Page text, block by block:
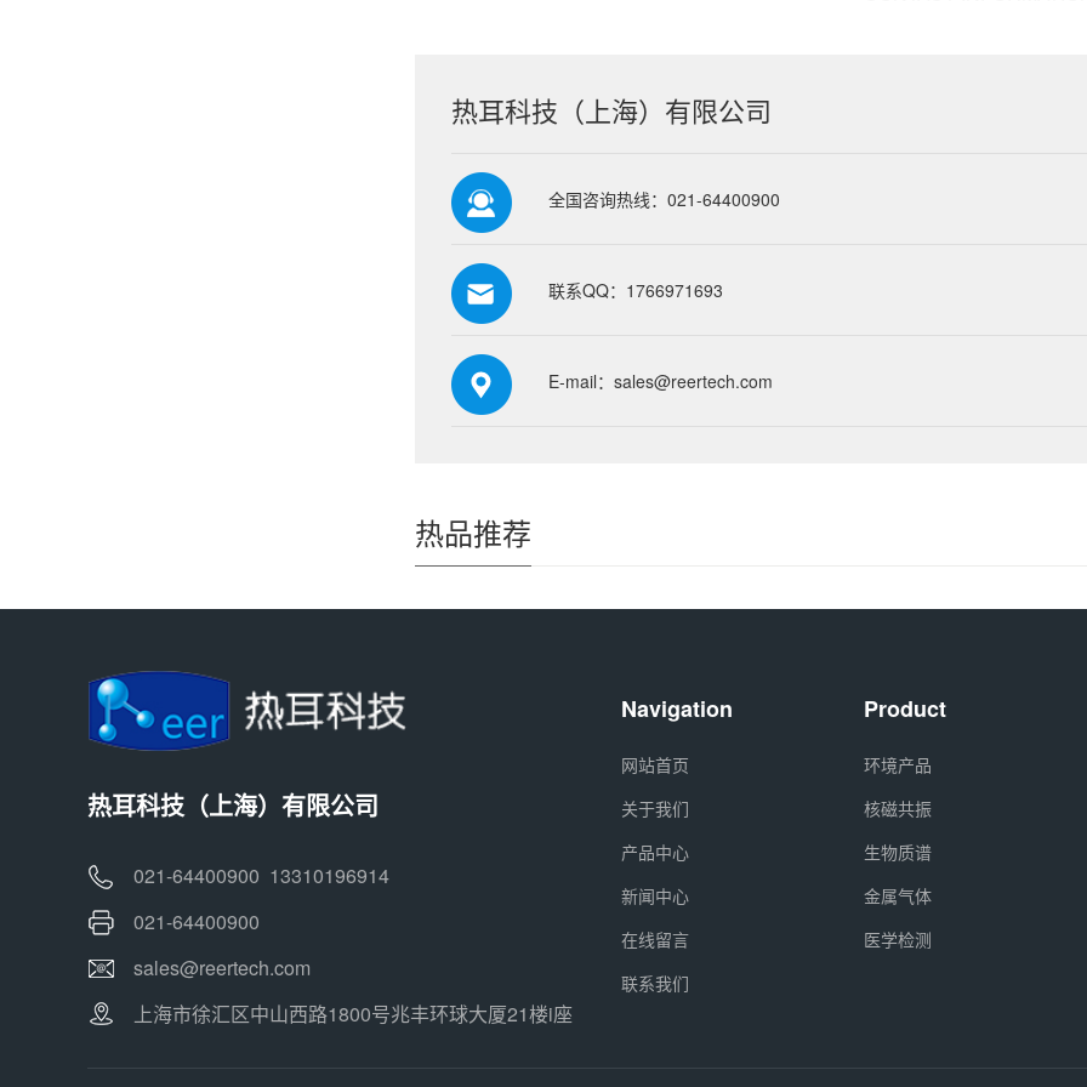
热耳科技（上海）有限公司
全国咨询热线：021-64400900
联系QQ：1766971693
E-mail：sales@reertech.com
热品推荐
热耳科技（上海）有限公司
021-64400900 13310196914
021-64400900
sales@reertech.com
上海市徐汇区中山西路1800号兆丰环球大厦21楼i座
Navigation
网站首页
关于我们
产品中心
新闻中心
在线留言
联系我们
Product
环境产品
核磁共振
生物质谱
金属气体
医学检测